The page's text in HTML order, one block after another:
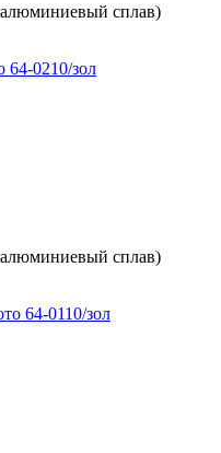
сплав)
64-0210/зол
сплав)
64-0110/зол